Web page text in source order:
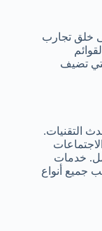
خلق تجارب
تضيف
التقنيات.
خدمات
جميع أنواع